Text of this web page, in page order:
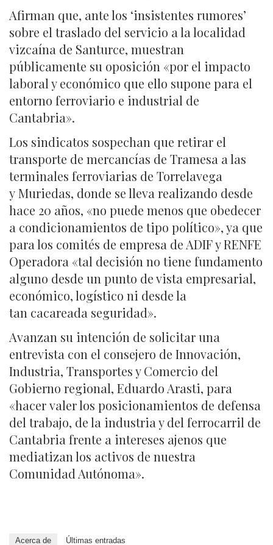
Afirman que, ante los ‘insistentes rumores’
sobre el traslado del servicio a la localidad
vizcaína de Santurce, muestran
públicamente su oposición «por el impacto
laboral y económico que ello supone para el
entorno ferroviario e industrial de
Cantabria».
Los sindicatos sospechan que retirar el
transporte de mercancías de Tramesa a las
terminales ferroviarias de Torrelavega
y Muriedas, donde se lleva realizando desde
hace 20 años, «no puede menos que obedecer
a condicionamientos de tipo político», ya que
para los comités de empresa de ADIF y RENFE
Operadora «tal decisión no tiene fundamento
alguno desde un punto de vista empresarial,
económico, logístico ni desde la
tan cacareada seguridad».
Avanzan su intención de solicitar una
entrevista con el consejero de Innovación,
Industria, Transportes y Comercio del
Gobierno regional, Eduardo Arasti, para
«hacer valer los posicionamientos de defensa
del trabajo, de la industria y del ferrocarril de
Cantabria frente a intereses ajenos que
mediatizan los activos de nuestra
Comunidad Autónoma».
Acerca de Últimas entradas